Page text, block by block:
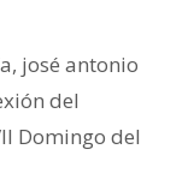
, josé antonio
del
Domingo del